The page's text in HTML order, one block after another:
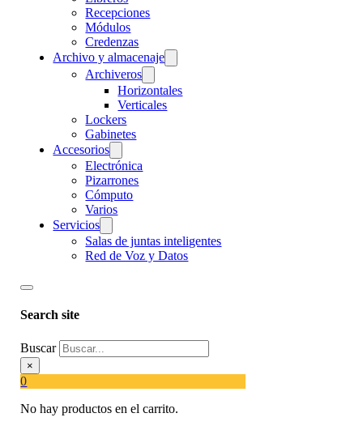
Recepciones
Módulos
Credenzas
Archivo y almacenaje
Archiveros
Horizontales
Verticales
Lockers
Gabinetes
Accesorios
Electrónica
Pizarrones
Cómputo
Varios
Servicios
Salas de juntas inteligentes
Red de Voz y Datos
Search site
Buscar
×
0
No hay productos en el carrito.